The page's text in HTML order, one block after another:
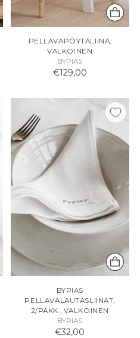
PELLAVAPÖYTÄLIINA,
VALKOINEN
BYPIAS
€129,00
BYPIAS
PELLAVALAUTASLIINAT,
2/PAKK., VALKOINEN
BYPIAS
€32,00